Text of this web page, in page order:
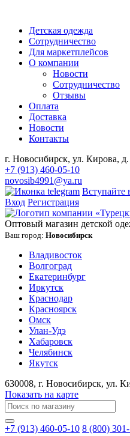
Детская одежда
Сотрудничество
Для маркетплейсов
О компании
Новости
Сотрудничество
Отзывы
Оплата
Доставка
Новости
Контакты
г. Новосибирск, ул. Кирова,
+7 (913) 460-05-10
novosib4991@ya.ru
Вступайте
Вход Регистрация
Оптовый магазин детской
Ваш город: Новосибирск
Владивосток
Волгоград
Екатеринбург
Иркутск
Краснодар
Красноярск
Омск
Улан-Удэ
Хабаровск
Челябинск
Якутск
630008, г. Новосибирск, ул.
Показать на карте
+7 (913) 460-05-10 8 (800)